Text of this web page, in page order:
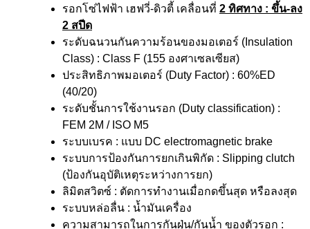
รอกโซ่ไฟฟ้า เฮฟวี่-ดิวตี้ เคลื่อนที่ 2 ทิศทาง : ขึ้น-ลง
2 สปีด
ระดับฉนวนกันความร้อนของมอเตอร์ (Insulation
Class) : Class F (155 องศาเซลเซียส)
ประสิทธิภาพมอเตอร์ (Duty Factor) : 60%ED
(40/20)
ระดับชั้นการใช้งานรอก (Duty classification) :
FEM 2M / ISO M5
ระบบเบรค : แบบ DC electromagnetic brake
ระบบการป้องกันการยกเกินพิกัด : Slipping clutch
(ป้องกันอุบัติเหตุระหว่างการยก)
ลิมิตสวิตซ์ : ตัดการทำงานเมื่อกดขึ้นสุด หรือลงสุด
ระบบหล่อลื่น : น้ำมันเครื่อง
ความสามารถในการกันฝุ่น/กันน้ำ ของตัวรอก :